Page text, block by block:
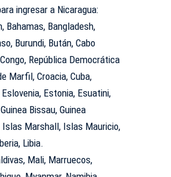
ingresar a Nicaragua:
Bahamas, Bangladesh,
Burundi, Bután, Cabo
República Democrática
Marfil, Croacia, Cuba,
Estonia, Esuatini,
Bissau, Guinea
Islas Marshall, Islas Mauricio,
Libia.
Mali, Marruecos,